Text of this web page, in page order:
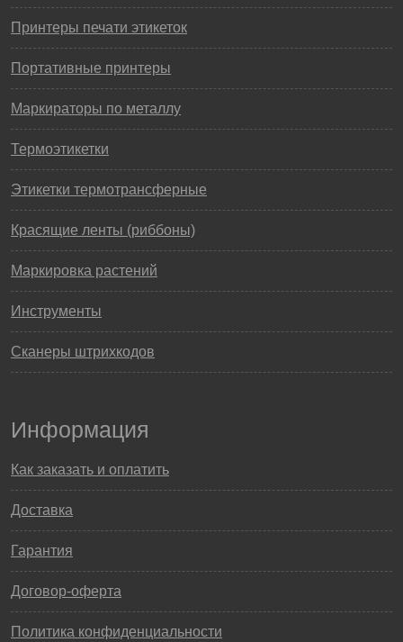
Принтеры печати этикеток
Портативные принтеры
Маркираторы по металлу
Термоэтикетки
Этикетки термотрансферные
Красящие ленты (риббоны)
Маркировка растений
Инструменты
Сканеры штрихкодов
Информация
Как заказать и оплатить
Доставка
Гарантия
Договор-оферта
Политика конфиденциальности